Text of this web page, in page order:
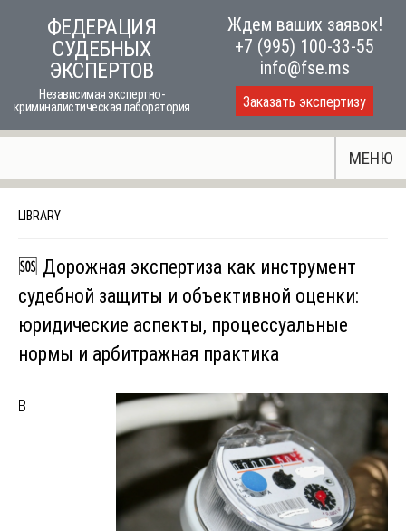
ФЕДЕРАЦИЯ
СУДЕБНЫХ
ЭКСПЕРТОВ
Независимая экспертно-
криминалистическая лаборатория
Ждем ваших заявок!
+7 (995) 100-33-55
info@fse.ms
Заказать экспертизу
МЕНЮ
LIBRARY
🆘 Дорожная экспертиза как инструмент
судебной защиты и объективной оценки:
юридические аспекты, процессуальные
нормы и арбитражная практика
В